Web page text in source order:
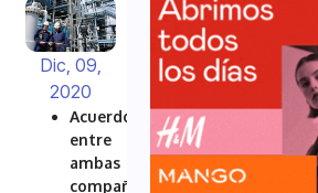
Dic, 09,
2020
Acuerdo
entre
ambas
compañías